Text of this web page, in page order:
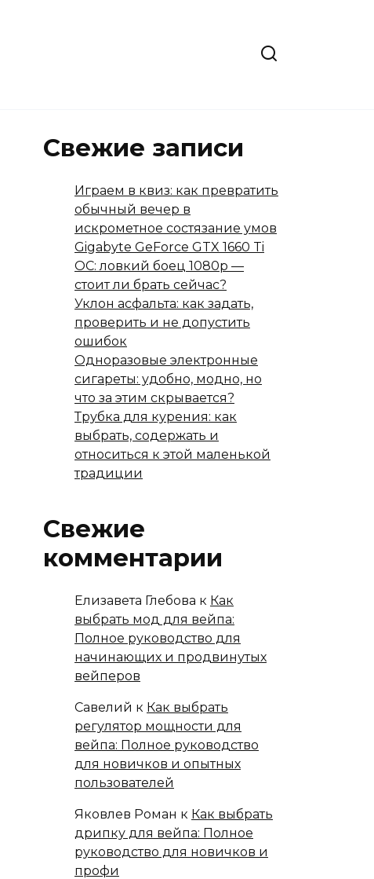
Свежие записи
Играем в квиз: как превратить
обычный вечер в
искрометное состязание умов
Gigabyte GeForce GTX 1660 Ti
OC: ловкий боец 1080p —
стоит ли брать сейчас?
Уклон асфальта: как задать,
проверить и не допустить
ошибок
Одноразовые электронные
сигареты: удобно, модно, но
что за этим скрывается?
Трубка для курения: как
выбрать, содержать и
относиться к этой маленькой
традиции
Свежие
комментарии
Елизавета Глебова к Как
выбрать мод для вейпа:
Полное руководство для
начинающих и продвинутых
вейперов
Савелий к Как выбрать
регулятор мощности для
вейпа: Полное руководство
для новичков и опытных
пользователей
Яковлев Роман к Как выбрать
дрипку для вейпа: Полное
руководство для новичков и
профи